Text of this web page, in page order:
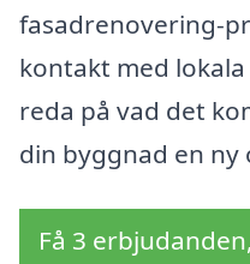
fasadrenovering-
kontakt med
reda på vad det
din byggnad en ny
Få 3